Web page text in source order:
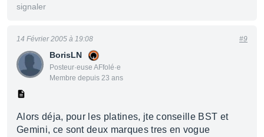
signaler
BorisLN
Posteur·euse AFfolé·e
Membre depuis 23 ans
14 Février 2005 à 19:08 #9
Alors déja, pour les platines, jte conseille BST et
Gemini, ce sont deux marques tres en vogue